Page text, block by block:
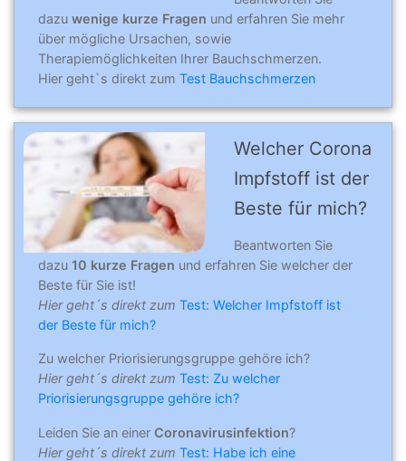
dazu wenige kurze Fragen und erfahren Sie mehr
über mögliche Ursachen, sowie
Therapiemöglichkeiten Ihrer Bauchschmerzen.
Hier geht`s direkt zum Test Bauchschmerzen
Welcher Corona
Impfstoff ist der
Beste für mich?
Beantworten Sie
dazu 10 kurze Fragen und erfahren Sie welcher der
Beste für Sie ist!
Hier geht´s direkt zum Test: Welcher Impfstoff ist
der Beste für mich?
Zu welcher Priorisierungsgruppe gehöre ich?
Hier geht´s direkt zum Test: Zu welcher
Priorisierungsgruppe gehöre ich?
Leiden Sie an einer Coronavirusinfektion?
Hier geht´s direkt zum Test: Habe ich eine